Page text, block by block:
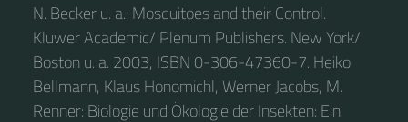
N. Becker u. a.: Mosquitoes and their Control.
Kluwer Academic/ Plenum Publishers. New York/
Boston u. a. 2003, ISBN 0-306-47360-7. Heiko
Bellmann, Klaus Honomichl, Werner Jacobs, M.
Renner: Biologie und Ökologie der Insekten: Ein